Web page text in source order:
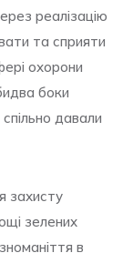
реалізацію
та сприяти
охорони
боки
давали
захисту
зелених
в